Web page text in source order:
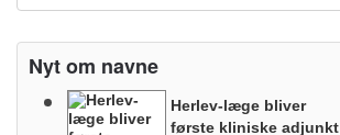
Nyt om navne
Herlev-læge bliver
første kliniske adjunkt